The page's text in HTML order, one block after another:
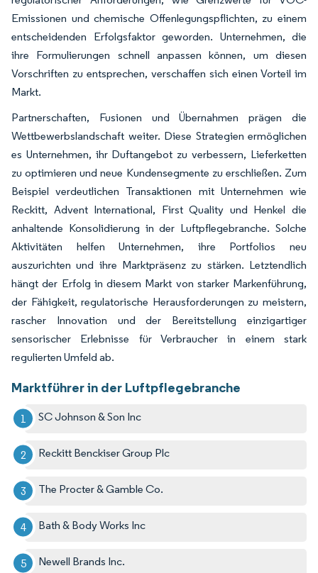
Emissionen und chemische Offenlegungspflichten, zu einem
entscheidenden Erfolgsfaktor geworden. Unternehmen, die
ihre Formulierungen schnell anpassen können, um diesen
Vorschriften zu entsprechen, verschaffen sich einen Vorteil im
Markt.
Partnerschaften, Fusionen und Übernahmen prägen die
Wettbewerbslandschaft weiter. Diese Strategien ermöglichen
es Unternehmen, ihr Duftangebot zu verbessern, Lieferketten
zu optimieren und neue Kundensegmente zu erschließen. Zum
Beispiel verdeutlichen Transaktionen mit Unternehmen wie
Reckitt, Advent International, First Quality und Henkel die
anhaltende Konsolidierung in der Luftpflegebranche. Solche
Aktivitäten helfen Unternehmen, ihre Portfolios neu
auszurichten und ihre Marktpräsenz zu stärken. Letztendlich
hängt der Erfolg in diesem Markt von starker Markenführung,
der Fähigkeit, regulatorische Herausforderungen zu meistern,
rascher Innovation und der Bereitstellung einzigartiger
sensorischer Erlebnisse für Verbraucher in einem stark
regulierten Umfeld ab.
Marktführer in der Luftpflegebranche
SC Johnson & Son Inc
Reckitt Benckiser Group Plc
The Procter & Gamble Co.
Bath & Body Works Inc
Newell Brands Inc.